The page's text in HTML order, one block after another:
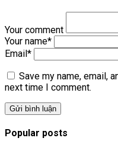
Your comment
Your name*
Email*
Save my name, email,
next time I comment.
Popular posts